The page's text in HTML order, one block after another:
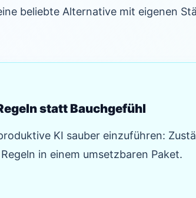
beliebte Alternative mit eigenen
statt Bauchgefühl
KI sauber einzuführen:
in einem umsetzbaren Paket.